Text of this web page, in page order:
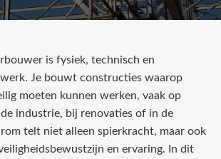
is fysiek, technisch en
Je bouwt constructies waarop
moeten kunnen werken, vaak op
industrie, bij renovaties of in de
telt niet alleen spierkracht, maar ook
en ervaring. In dit